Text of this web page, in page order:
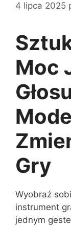
4 lipca 2025
Moc
Gry
Wyobraź
instrument
jednym